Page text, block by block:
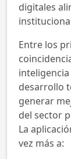
digitales
Entre los
desarrollo
generar
del sector
La
vez más a: